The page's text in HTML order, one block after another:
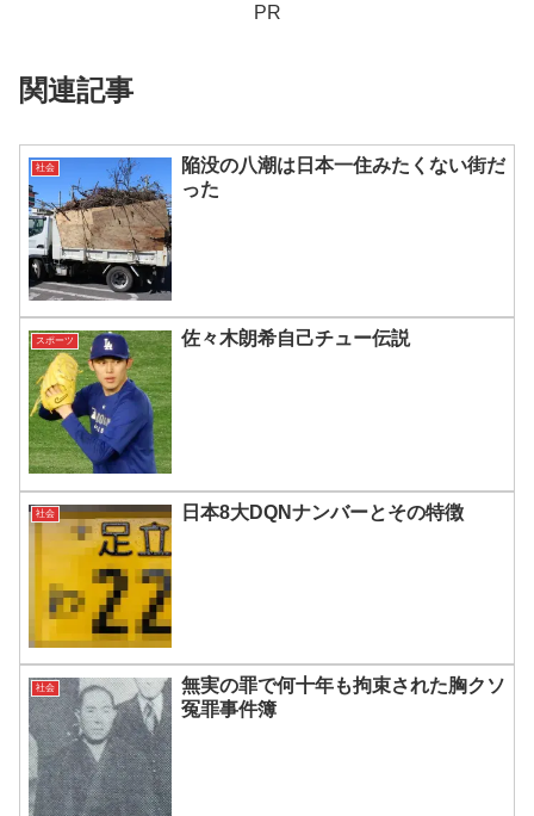
PR
関連記事
社会
陥没の八潮は日本一住みたくない街だ
った
スポーツ 佐々木朗希自己チュー伝説
社会 日本8大DQNナンバーとその特徴
社会
無実の罪で何十年も拘束された胸クソ
冤罪事件簿